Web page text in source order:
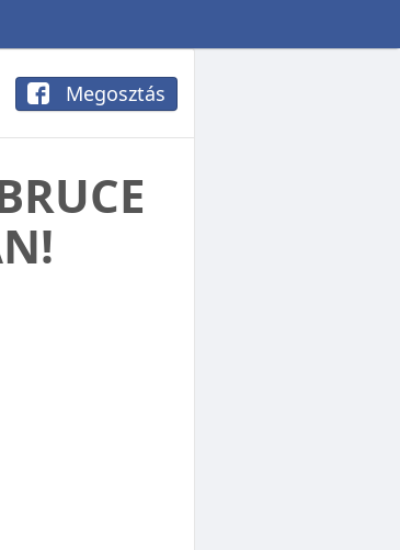
Megosztás